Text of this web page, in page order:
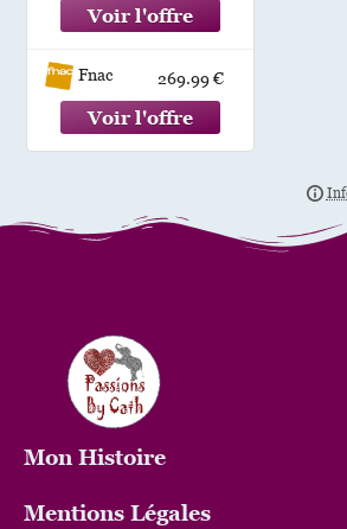
Fnac 269.99 €
MonHistoire
Mentions Légales